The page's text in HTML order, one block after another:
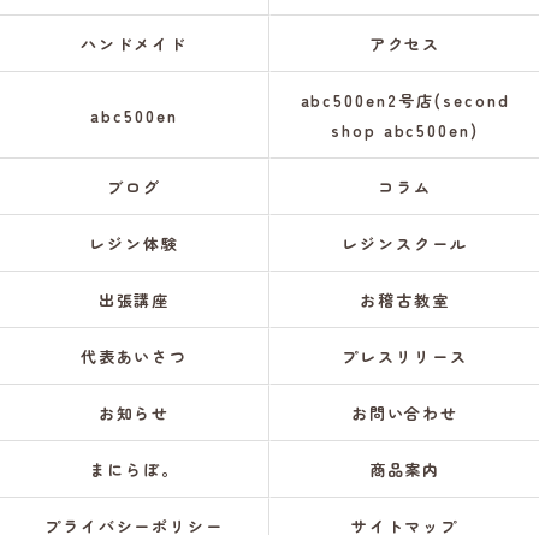
ハンドメイド アクセス
abc500en
abc500en2号店(second
shop abc500en)
ブログ コラム
レジン体験 レジンスクール
出張講座 お稽古教室
代表あいさつ プレスリリース
お知らせ お問い合わせ
まにらぼ。 商品案内
プライバシーポリシー サイトマップ